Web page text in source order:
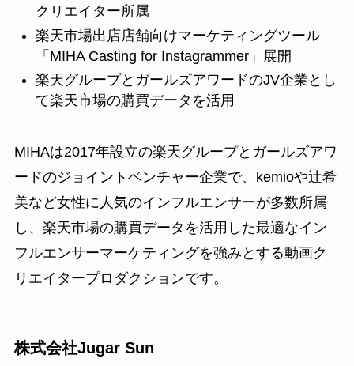
クリエイター所属
楽天市場出店店舗向けマーケティングツール
「MIHA Casting for Instagrammer」展開
楽天グループとガールズアワードのJV企業とし
て楽天市場の購買データを活用
MIHAは2017年設立の楽天グループとガールズアワ
ードのジョイントベンチャー企業で、kemioや辻希
美など女性に人気のインフルエンサーが多数所属
し、楽天市場の購買データを活用した最適なイン
フルエンサーマーケティングを強みとする動画ク
リエイタープロダクションです。
株式会社Jugar Sun